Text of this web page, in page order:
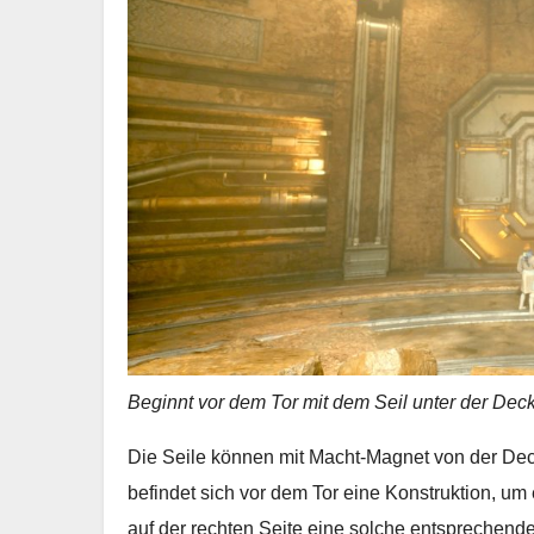
Beginnt vor dem Tor mit dem Seil unter der
Die Seile können mit Macht-Magnet von der
befindet sich vor dem Tor eine Konstruktion,
auf der rechten Seite eine solche